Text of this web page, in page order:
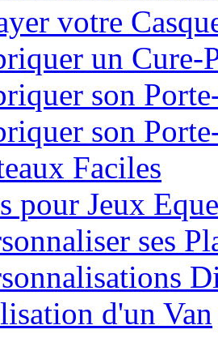
votre
un Cure-
son
son
Faciles
pour Jeux
ses
d'un Van